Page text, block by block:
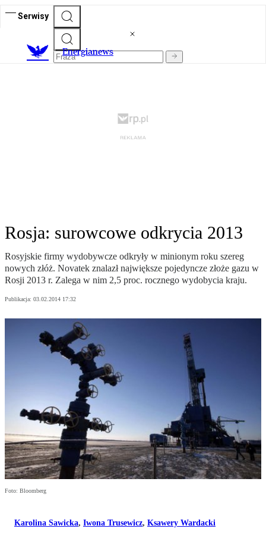
Serwisy
Energianews
Rosja: surowcowe odkrycia 2013
Rosyjskie firmy wydobywcze odkryły w minionym roku szereg
nowych złóż. Novatek znalazł największe pojedyncze złoże gazu w
Rosji 2013 r. Zalega w nim 2,5 proc. rocznego wydobycia kraju.
Publikacja: 03.02.2014 17:32
Foto: Bloomberg
Karolina Sawicka, Iwona Trusewicz, Ksawery Wardacki